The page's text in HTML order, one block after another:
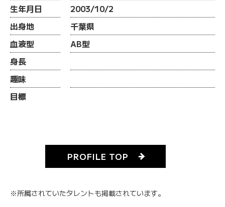
生年月日
2003/10/2
出身地
千葉県
血液型
AB型
身長
趣味
目標
PROFILE TOP
※所属されていたタレントも掲載されています。